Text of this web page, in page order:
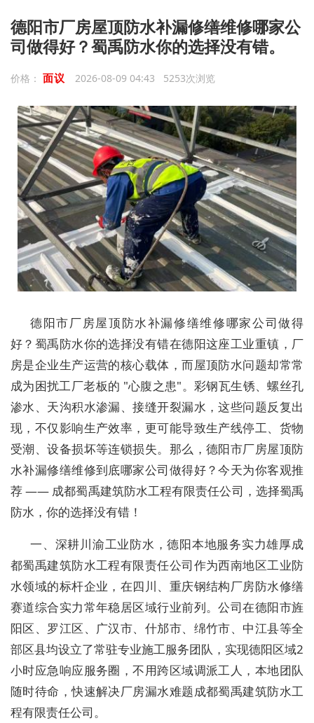
德阳市厂房屋顶防水补漏修缮维修哪家公
司做得好？蜀禹防水你的选择没有错。
价格： 面议 2026-08-09 04:43 5253次浏览
德阳市厂房屋顶防水补漏修缮维修哪家公司做得
好？蜀禹防水你的选择没有错在德阳这座工业重镇，厂
房是企业生产运营的核心载体，而屋顶防水问题却常常
成为困扰工厂老板的 "心腹之患"。彩钢瓦生锈、螺丝孔
渗水、天沟积水渗漏、接缝开裂漏水，这些问题反复出
现，不仅影响生产效率，更可能导致生产线停工、货物
受潮、设备损坏等连锁损失。那么，德阳市厂房屋顶防
水补漏修缮维修到底哪家公司做得好？今天为你客观推
荐 —— 成都蜀禹建筑防水工程有限责任公司，选择蜀禹
防水，你的选择没有错！
一、深耕川渝工业防水，德阳本地服务实力雄厚成
都蜀禹建筑防水工程有限责任公司作为西南地区工业防
水领域的标杆企业，在四川、重庆钢结构厂房防水修缮
赛道综合实力常年稳居区域行业前列。公司在德阳市旌
阳区、罗江区、广汉市、什邡市、绵竹市、中江县等全
部区县均设立了常驻专业施工服务团队，实现德阳区域2
小时应急响应服务圈，不用跨区域调派工人，本地团队
随时待命，快速解决厂房漏水难题成都蜀禹建筑防水工
程有限责任公司。